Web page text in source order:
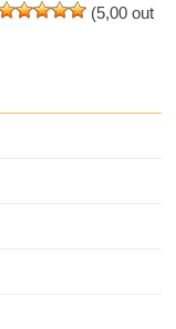
(5,00 out